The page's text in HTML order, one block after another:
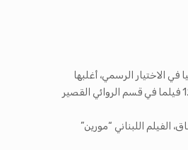
قيقة ان المهرجان استقبل أكثر من 800 فيلما أنتجت بين سنتي 2017 و2018 ووقع اختيار المهرجان على 54 فيلما عربيا في الاختيار الرسمي، أغلبها
منتجة سنة 2018 مبينة أن المسابقات الأربعة الرسمية تشمل 44 شريطا سينمائيا منهم 13 فيلما مرشحا للأفلام الروائية الطويلة و11 فيلما مرشحا في مسابقة الوثائقي الطويل و12 فيلما في قسم الروائي القصير
بوشناق، الفيلم اللبناني “مورين”